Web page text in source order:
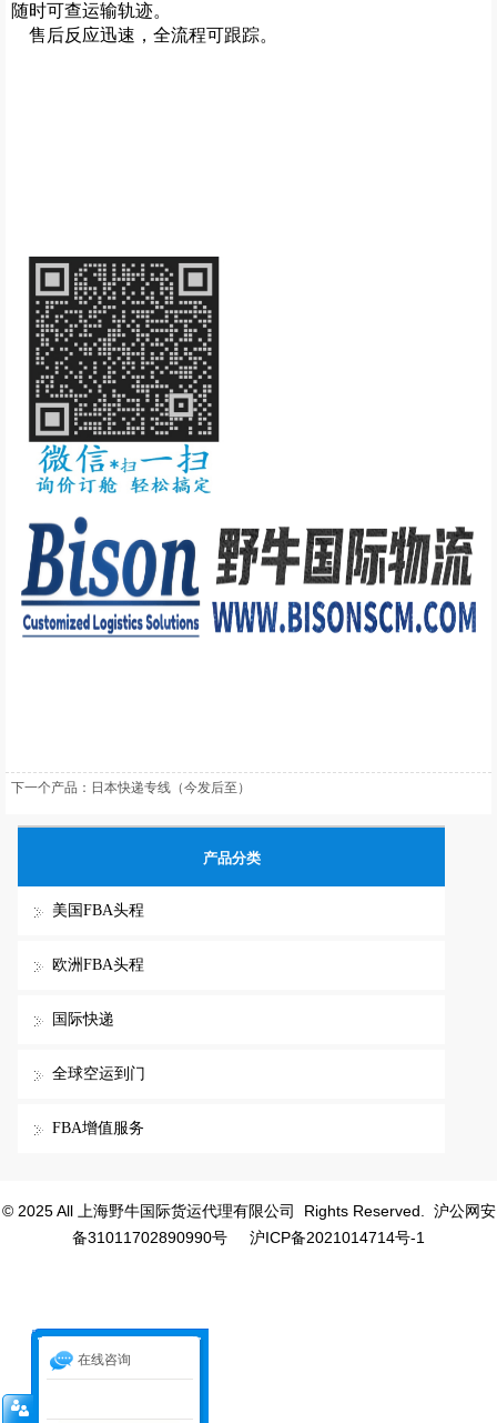
随时可查运输轨迹。
售后反应迅速，全流程可跟踪。
下一个产品： 日本快递专线（今发后至）
产品分类
美国FBA头程
欧洲FBA头程
国际快递
全球空运到门
FBA增值服务
© 2025 All 上海野牛国际货运代理有限公司 Rights Reserved. 沪公网安
备31011702890990号
沪ICP备2021014714号-1
在线咨询